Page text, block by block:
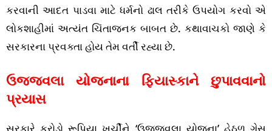
કરવાની આદત પાડવા માટે ધર્મનો ઢાલ તરીકે ઉપયોગ કરવો એ
લોકશાહીમાં અત્યંત ચિંતાજનક બાબત છે. કથાવાચકો જાણે કે
સરકારના પ્રવક્તા હોય તેમ વર્તી રહ્યા છે.
ઉજ્જવલા યોજનાના ફિયાસ્કાને છુપાવવાનો
પ્રયાસ